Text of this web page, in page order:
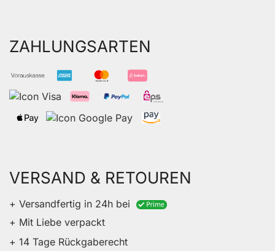
ZAHLUNGSARTEN
VERSAND & RETOUREN
+ Versandfertig in 24h bei
+ Mit Liebe verpackt
+ 14 Tage Rückgaberecht